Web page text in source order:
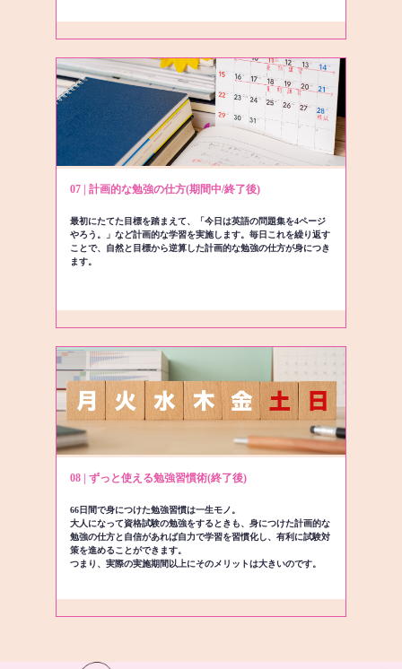
07 | 計画的な勉強の仕方(期間中/終了後)
最初にたてた目標を踏まえて、「今日は英語の問題集を4ページ
やろう。」など計画的な学習を実施します。毎日これを繰り返す
ことで、自然と目標から逆算した計画的な勉強の仕方が身につき
ます。
08 | ずっと使える勉強習慣術(終了後)
66日間で身につけた勉強習慣は一生モノ。
大人になって資格試験の勉強をするときも、身につけた計画的な
勉強の仕方と自信があれば自力で学習を習慣化し、有利に試験対
策を進めることができます。
つまり、実際の実施期間以上にそのメリットは大きいのです。